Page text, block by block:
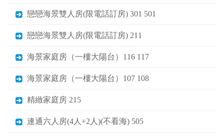
戀戀海景雙人房(限電話訂房) 301 501
戀戀海景雙人房(限電話訂房) 211
海景家庭房（一樓大陽台）116 117
海景家庭房（一樓大陽台）107 108
精緻家庭房 215
連通六人房(4人+2人)(不看海) 505